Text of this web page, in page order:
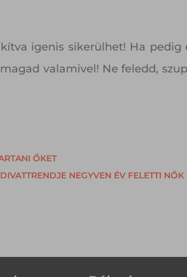
igenis sikerülhet! Ha pedig
valamivel! Ne feledd,
ŐKET
NEGYVEN ÉV FELETTI